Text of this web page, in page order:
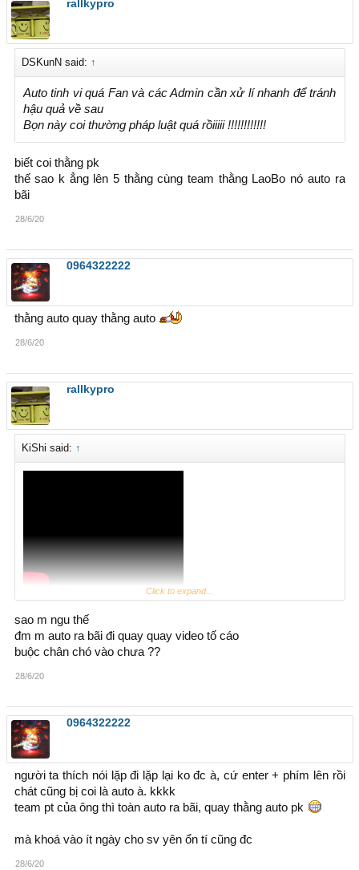
rallkypro
DSKunN said: ↑
Auto tinh vi quá Fan và các Admin cần xử lí nhanh để tránh
hậu quả về sau
Bọn này coi thường pháp luật quá rồiiiii !!!!!!!!!!!!
biết coi thằng pk
thế sao k ẳng lên 5 thằng cùng team thằng LaoBo nó auto ra
bãi
28/6/20
0964322222
thằng auto quay thằng auto
28/6/20
rallkypro
KiShi said: ↑
Auto còn bày đặt chèn thêm câu chat
Click to expand...
sao m ngu thế
đm m auto ra bãi đi quay quay video tố cáo
buộc chân chó vào chưa ??
28/6/20
0964322222
người ta thích nói lặp đi lặp lại ko đc à, cứ enter + phím lên rồi
chát cũng bị coi là auto à. kkkk
team pt của ông thì toàn auto ra bãi, quay thằng auto pk
mà khoá vào ít ngày cho sv yên ổn tí cũng đc
28/6/20